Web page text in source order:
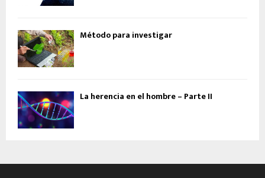
Método para investigar
La herencia en el hombre – Parte II